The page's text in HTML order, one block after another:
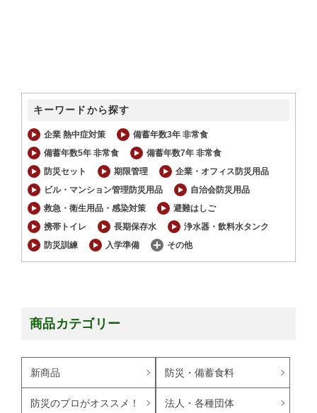
キーワードから探す
企業 熱中症対策
備蓄年数3年 非常食
備蓄年数5年 非常食
備蓄年数7年 非常食
防災セット
期限管理
企業・オフィス防災用品
ビル・マンション管理防災用品
自治会防災用品
救急・衛生用品・感染対策
避難はしご
携帯トイレ
長期保存水
浄水器・飲料水タンク
防災訓練
入学準備 その他
商品カテゴリー
新商品 防災・備蓄食料
防災のプロがオススメ！ 法人・各種団体